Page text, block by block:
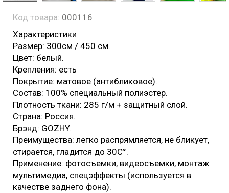
Код товара: 000116
Характеристики
Размер: 300см / 450 см.
Цвет: белый.
Крепления: есть
Покрытие: матовое (антибликовое).
Состав: 100% специальный полиэстер.
Плотность ткани: 285 г/м + защитный слой.
Страна: Россия.
Брэнд: GOZHY.
Преимущества: легко распрямляется, не бликует,
стирается, гладится до 30С°.
Применение: фотосъемки, видеосъемки, монтаж
мультимедиа, спецэффекты (используется в
качестве заднего фона).